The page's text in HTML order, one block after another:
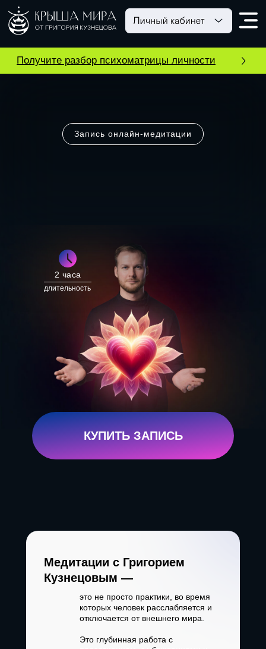
Запись онлайн-медитации
КУПИТЬ ЗАПИСЬ
длительность
2 часа
это не просто практики, во время
которых человек расслабляется и
отключается от внешнего мира.
Это глубинная работа с
Медитации с Григорием
Кузнецовым —